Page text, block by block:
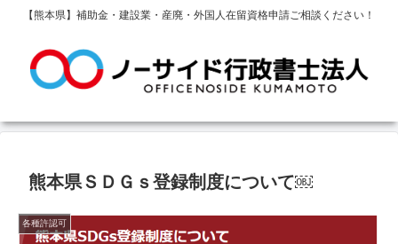
【熊本県】補助金・建設業・産廃・外国人在留資格申請ご相談ください！
熊本県ＳＤＧｓ登録制度について￼
各種許認可